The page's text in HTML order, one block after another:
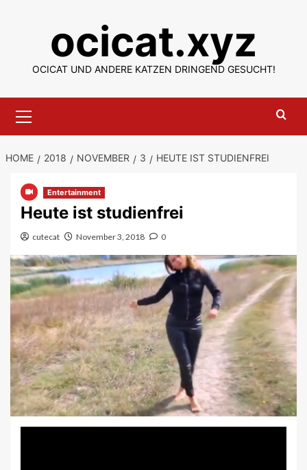
ocicat.xyz
OCICAT UND ANDERE KATZEN DRINGEND GESUCHT!
Menu
HOME 2018 NOVEMBER 3 HEUTE IST STUDIENFREI
Entertainment
Heute ist studienfrei
cutecat November 3, 2018 0